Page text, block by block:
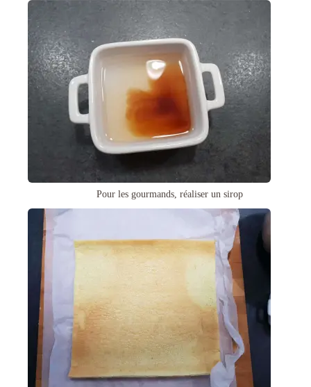
Pour les gourmands, réaliser un sirop